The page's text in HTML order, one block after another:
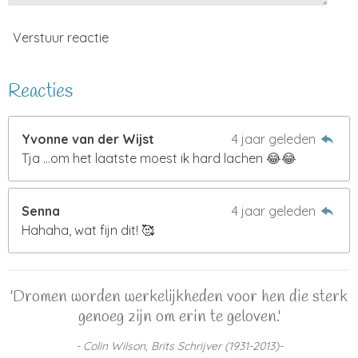
Verstuur reactie
Reacties
Yvonne van der Wijst
4 jaar geleden
Tja …om het laatste moest ik hard lachen 😂😂
Senna
4 jaar geleden
Hahaha, wat fijn dit! 🥰
'Dromen worden werkelijkheden voor hen die sterk
genoeg zijn om erin te geloven.'
- Colin Wilson, Brits Schrijver (1931-2013)-